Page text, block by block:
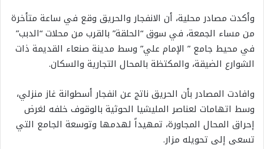
وأكدت مصادر محلية، أن الانفجار والحريق وقع في ساعة متأخرة
من مساء الجمعة، في سوق “الحلقة” بالقرب من محلات “الدبب”
في محيط جامع ” الإمام علي” وسط مدينة صنعاء القديمة ذات
الشوارع الضيقة، والمكتظة بالمحال التجارية والسكان.
وافادت المصادر بأن الحريق ناتج عن انفجار أسطوانة غاز منزلي،
وسط اتهامات لعناصر المليشيا الحوثية بالوقوف خلفه لغرض
إحراق المحال المجاورة، تمهيداً لهدمها وتوسعة الجامع التي
تسعى إلى تحويله مزار.